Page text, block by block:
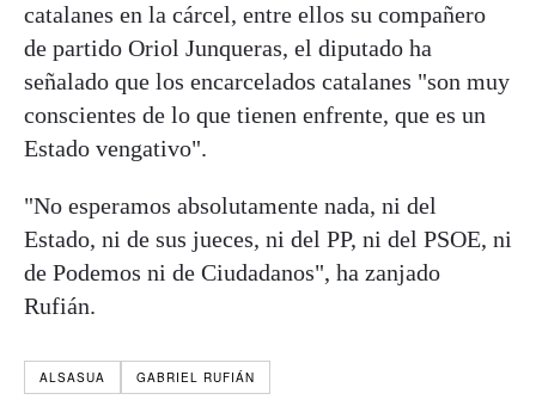
catalanes en la cárcel, entre ellos su compañero
de partido Oriol Junqueras, el diputado ha
señalado que los encarcelados catalanes "son muy
conscientes de lo que tienen enfrente, que es un
Estado vengativo".
"No esperamos absolutamente nada, ni del
Estado, ni de sus jueces, ni del PP, ni del PSOE, ni
de Podemos ni de Ciudadanos", ha zanjado
Rufián.
ALSASUA GABRIEL RUFIÁN